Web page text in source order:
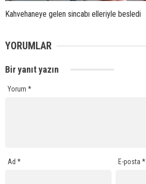
Kahvehaneye gelen sincabı elleriyle besledi
YORUMLAR
Bir yanıt yazın
Yorum *
Ad * E-posta*